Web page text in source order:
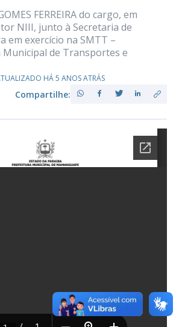
FERREIRA do cargo, em
NIII, junto à Secretaria de
em exercício na SMTT –
de Transportes e
HÁ 5 ANOS ATRÁS
Compartilhe: